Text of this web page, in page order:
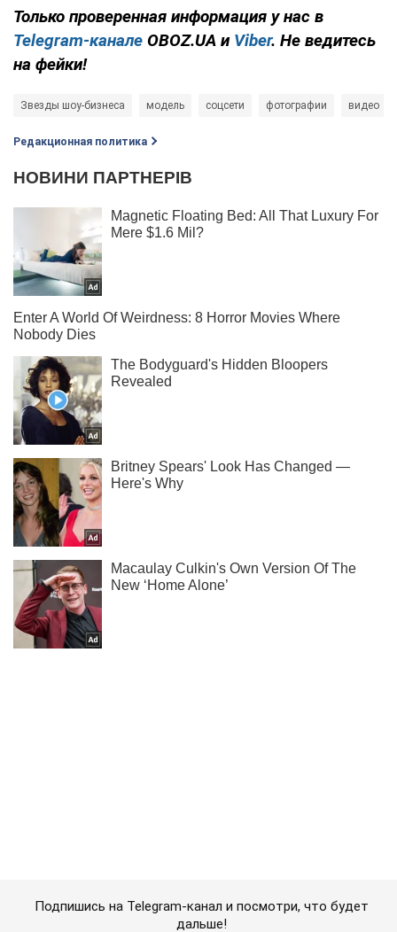
Только проверенная информация у нас в
Telegram-канале OBOZ.UA и Viber. Не ведитесь
на фейки!
Звезды шоу-бизнеса модель соцсети фотографии видео
Редакционная политика